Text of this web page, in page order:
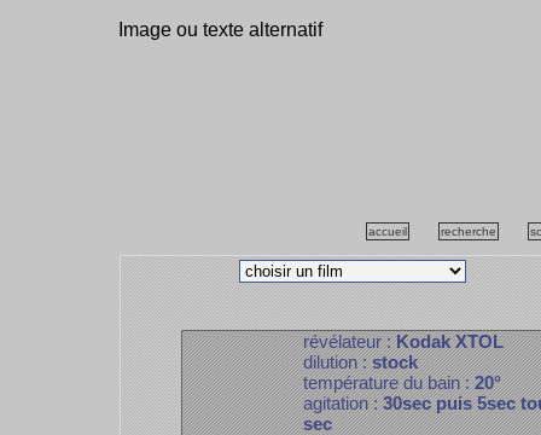
Image ou texte alternatif
accueil recherche
révélateur :Kodak XTOL
dilution :stock
température du bain :20°
agitation :30sec puis 5sec
sec